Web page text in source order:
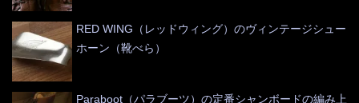
RED WING（レッドウィング）のヴィンテージシュー
ホーン（靴べら）
Paraboot（パラブーツ）の定番シャンボードの編み上